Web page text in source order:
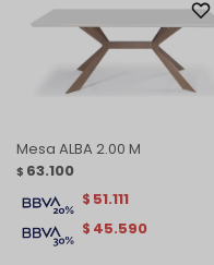
Mesa ALBA 2.00 M
$ 63.100
$ 45.590
$ 51.111